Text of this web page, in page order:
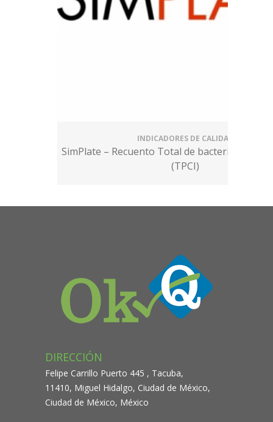
INDICADORES DE CALIDAD
SimPlate – Recuento Total de bacterias Color
(TPCI)
DIRECCIÓN
Felipe Carrillo Puerto 445 , Tacuba,
11410, Miguel Hidalgo, Ciudad de México,
Ciudad de México, México